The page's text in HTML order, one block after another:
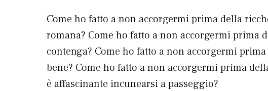
Come ho fatto a non accorgermi prima della
romana? Come ho fatto a non accorgermi prima
contenga? Come ho fatto a non accorgermi
bene? Come ho fatto a non accorgermi prima
è affascinante incunearsi a passeggio?